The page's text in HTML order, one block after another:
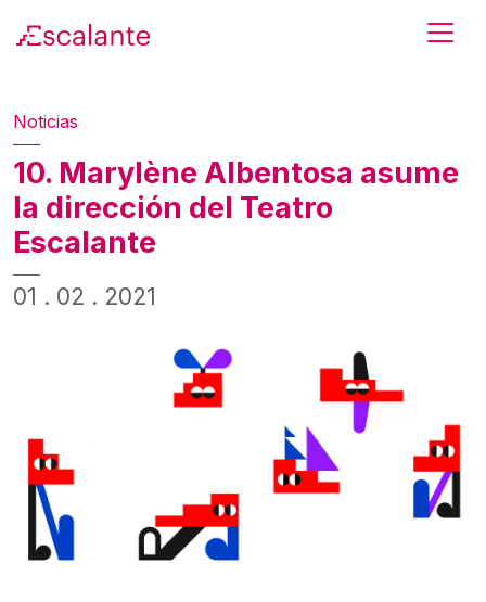
Noticias
10. Marylène Albentosa asume
la dirección del Teatro
Escalante
01 . 02 . 2021